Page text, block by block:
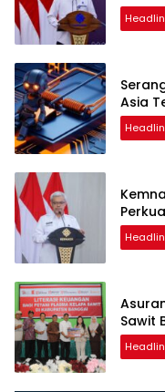
Asia
Sawit